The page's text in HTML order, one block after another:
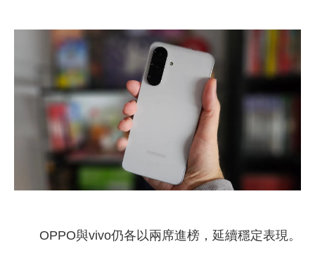
OPPO與vivo仍各以兩席進榜，延續穩定表現。